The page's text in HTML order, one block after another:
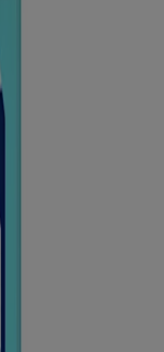
muss.
des Zahnsteins
Das kann folgende
Plaque entwickelt,
lösen. Mehr
von Zahnbelag